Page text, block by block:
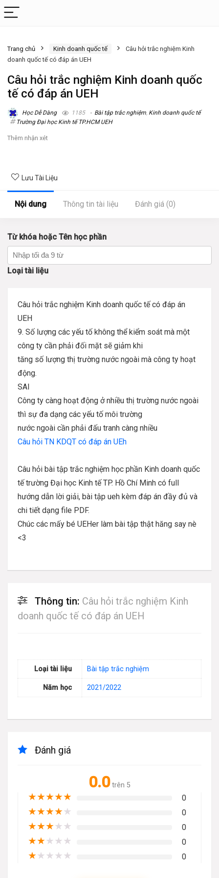
Trang chủ Kinh doanh quốc tế
Câu hỏi trắc nghiệm Kinh
doanh quốc tế có đáp án UEH
Câu hỏi trắc nghiệm Kinh doanh quốc
tế có đáp án UEH
Học Dễ Dàng 1185 Bài tập trắc nghiệm, Kinh doanh quốc tế
Trường Đại học Kinh tế TP.HCM UEH
Thêm nhận xét
Lưu Tài Liệu
Nội dung Thông tin tài liệu Đánh giá (0)
Từ khóa hoặc Tên học phần
Loại tài liệu
Câu hỏi trắc nghiệm Kinh doanh quốc tế có đáp án
UEH
9. Số lượng các yếu tố không thể kiểm soát mà một
công ty cần phải đối mặt sẽ giảm khi
tăng số lượng thị trường nước ngoài mà công ty hoạt
động.
SAI
Công ty càng hoạt động ở nhiều thị trường nước ngoài
thì sự đa dạng các yếu tố môi trường
nước ngoài cần phải đấu tranh càng nhiều
Câu hỏi TN KDQT có đáp án UEh
Câu hỏi bài tập trắc nghiệm học phần Kinh doanh quốc
tế trường Đại học Kinh tế TP. Hồ Chí Minh có full
hướng dẫn lời giải, bài tập ueh kèm đáp án đầy đủ và
chi tiết dạng file PDF.
Chúc các mấy bé UEHer làm bài tập thật hăng say nè
<3
Thông tin: Câu hỏi trắc nghiệm Kinh
doanh quốc tế có đáp án UEH
Loại tài liệu Bài tập trắc nghiệm
Năm học 2021/2022
Đánh giá
0.0 trên 5
★★★★★ 0
★★★★★ 0
★★★★★ 0
★★★★★ 0
★★★★★ 0